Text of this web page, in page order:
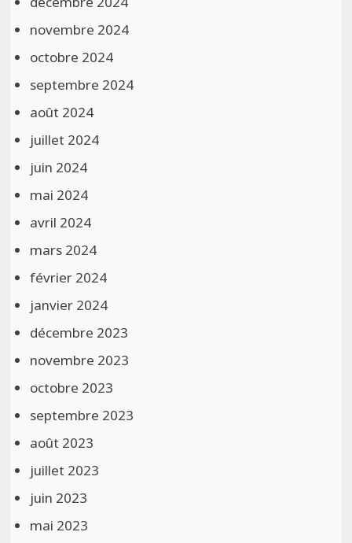
novembre 2024
octobre 2024
septembre 2024
août 2024
juillet 2024
juin 2024
mai 2024
avril 2024
mars 2024
février 2024
janvier 2024
décembre 2023
novembre 2023
octobre 2023
septembre 2023
août 2023
juillet 2023
juin 2023
mai 2023